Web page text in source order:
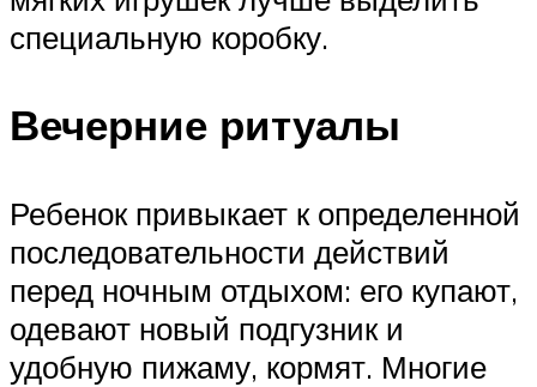
специальную коробку.
Вечерние ритуалы
Ребенок привыкает к определенной
последовательности действий
перед ночным отдыхом: его купают,
одевают новый подгузник и
удобную пижаму, кормят. Многие